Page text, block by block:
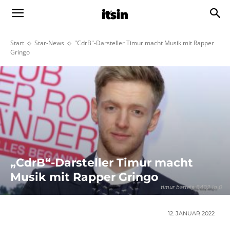
Start Star-News
"CdrB"-Darsteller Timur macht Musik mit Rapper
Gringo
timur bartels 6402 lg 0
„CdrB“-Darsteller Timur macht
Musik mit Rapper Gringo
12. JANUAR 2022